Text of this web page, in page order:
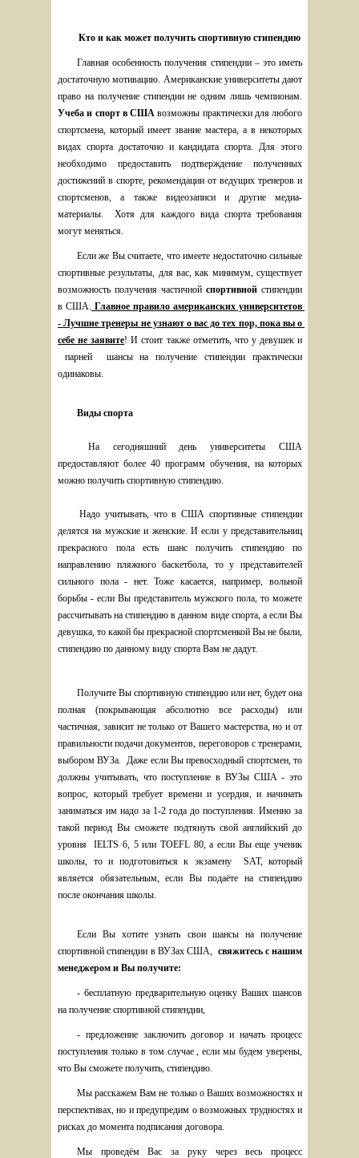
Кто и как может получить спортивную стипендию
Главная особенность получения стипендии – это иметь
достаточную мотивацию. Американские университеты дают
Учеба и спорт в США возможны практически для любого
спортсмена, который имеет звание мастера, а в некоторых
видах спорта достаточно и кандидата спорта. Для этого
необходимо предоставить подтверждение полученных
достижений в спорте, рекомендации от ведущих тренеров и
спортсменов, а также видеозаписи и другие медиа-
материалы.  Хотя для каждого вида спорта требования
могут меняться.
Если же Вы считаете, что имеете недостаточно сильные
спортивные результаты, для вас, как минимум, существует
возможность получения частичной спортивной стипендии
в США. Главное правило американских университетов
- Лучшие тренеры не узнают о вас до тех пор, пока вы о
себе не заявите! И стоит также отметить, что у девушек и
парней  шансы на получение стипендии практически
одинаковы.
Виды спорта
На сегодняшний день университеты США
предоставляют более 40 программ обучения, на которых
можно получить спортивную стипендию.
Надо учитывать, что в США спортивные стипендии
делятся на мужские и женские. И если у представительниц
прекрасного пола есть шанс получить стипендию по
направлению пляжного баскетбола, то у представителей
сильного пола - нет. Тоже касается, например, вольной
борьбы - если Вы представитель мужского пола, то можете
рассчитывать на стипендию в данном виде спорта, а если Вы
девушка, то какой бы прекрасной спортсменкой Вы не были,
стипендию по данному виду спорта Вам не дадут.
Получите Вы спортивную стипендию или нет, будет она
полная (покрывающая абсолютно все расходы) или
частичная, зависит не только от Вашего мастерства, но и от
правильности подачи документов, переговоров с тренерами,
выбором ВУЗа.  Даже если Вы превосходный спортсмен, то
должны учитывать, что поступление в ВУЗы США - это
вопрос, который требует времени и усердия, и начинать
заниматься им надо за 1-2 года до поступления. Именно за
такой период Вы сможете подтянуть свой английский до
уровня  IELTS 6, 5 или TOEFL 80, а если Вы еще ученик
школы, то и подготовиться к экзамену  SAT, который
является обязательным, если Вы подаёте на стипендию
после окончания школы.
Если Вы хотите узнать свои шансы на получение
спортивной стипендии в ВУЗах США, свяжитесь с нашим
менеджером и Вы получите:
- бесплатную предварительную оценку Ваших шансов
на получение спортивной стипендии,
- предложение заключить договор и начать процесс
поступления только в том случае , если мы будем уверены,
что Вы сможете получить, стипендию.
Мы расскажем Вам не только о Ваших возможностях и
перспективах, но и предупредим о возможных трудностях и
рисках до момента подписания договора.
Мы проведём Вас за руку через весь процесс